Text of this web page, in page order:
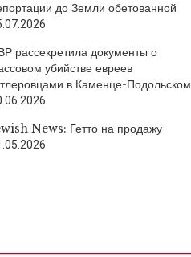
до Земли обетованной
рассекретила документы о
убийстве евреев
в Каменце-Подольском
News: Гетто на продажу